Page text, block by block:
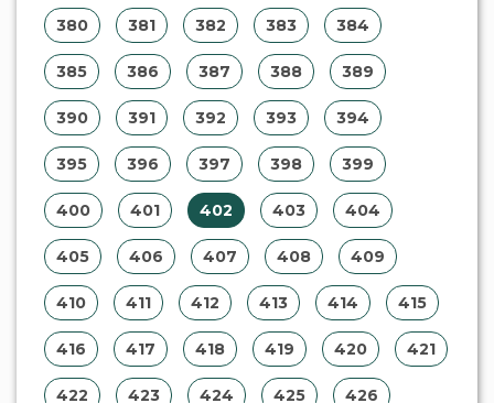
380 381 382 383 384
385 386 387 388 389
390 391 392 393 394
395 396 397 398 399
400 401 402 403 404
405 406 407 408 409
410 411 412 413 414 415
416 417 418 419 420 421
422 423 424 425 426